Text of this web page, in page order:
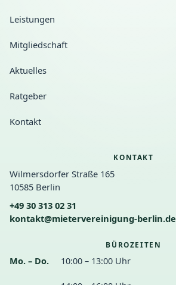
Leistungen
Mitgliedschaft
Aktuelles
Ratgeber
Kontakt
KONTAKT
Wilmersdorfer Straße 165
10585 Berlin
+49 30 313 02 31
kontakt@mietervereinigung-berlin.de
BÜROZEITEN
Mo. – Do. 10:00 – 13:00 Uhr